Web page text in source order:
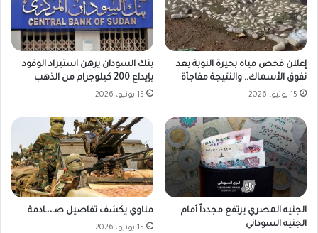
إعلان فحص مياه بحيرة النوبة بعد
نفوق الأسماك.. والنتيجة مفاجأة
15 يونيو، 2026
بنك السودان يرهن استيراد الوقود
بإيداع 200 كيلوجرام من الذهب
15 يونيو، 2026
الجنيه المصري يرتفع مجدداً أمام
الجنيه السوداني
مناوي يكشف تفاصيل صـ،،ـادمة
15 يونيو، 2026